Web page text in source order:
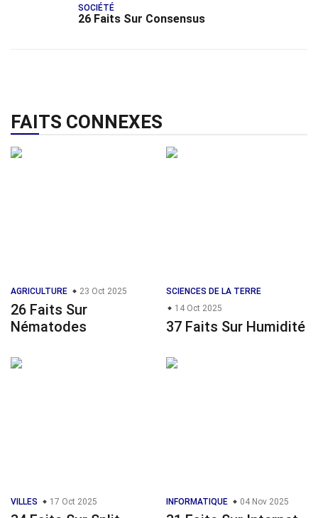
SOCIÉTÉ
26 Faits Sur Consensus
FAITS CONNEXES
AGRICULTURE 23 Oct 2025
26 Faits Sur
Nématodes
SCIENCES DE LA TERRE
14 Oct 2025
37 Faits Sur Humidité
VILLES 17 Oct 2025 INFORMATIQUE 04 Nov 2025